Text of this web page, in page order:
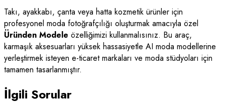
Takı, ayakkabı, çanta veya hatta kozmetik ürünler için
profesyonel moda fotoğrafçılığı oluşturmak amacıyla özel
Üründen Modele özelliğimizi kullanmalısınız. Bu araç,
karmaşık aksesuarları yüksek hassasiyetle AI moda modellerine
yerleştirmek isteyen e-ticaret markaları ve moda stüdyoları için
tamamen tasarlanmıştır.
İlgili Sorular